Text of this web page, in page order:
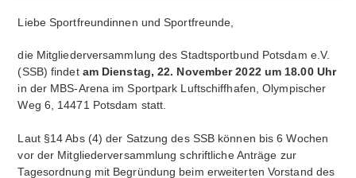
Liebe Sportfreundinnen und Sportfreunde,
die Mitgliederversammlung des Stadtsportbund Potsdam e.V.
(SSB) findet am Dienstag, 22. November 2022 um 18.00 Uhr
in der MBS-Arena im Sportpark Luftschiffhafen, Olympischer
Weg 6, 14471 Potsdam statt.
Laut §14 Abs (4) der Satzung des SSB können bis 6 Wochen
vor der Mitgliederversammlung schriftliche Anträge zur
Tagesordnung mit Begründung beim erweiterten Vorstand des